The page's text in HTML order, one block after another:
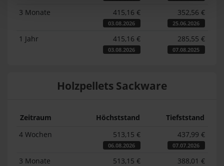
3 Monate 415,16 €
03.08.2026
352,56 €
25.06.2026
1 Jahr 415,16 €
03.08.2026
285,55 €
07.08.2025
Holzpellets Sackware
Zeitraum Höchststand
Tiefststand
4 Wochen
513,15 €
06.08.2026
437,99 €
07.07.2026
3 Monate 513,15 € 388,01 €